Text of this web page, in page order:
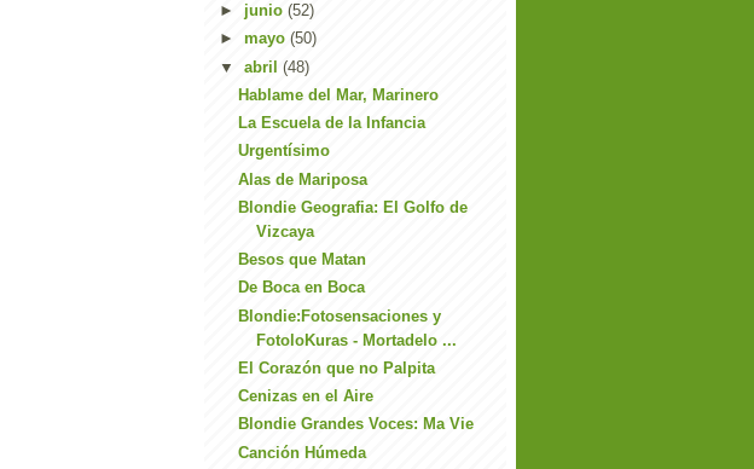
► junio (52)
► mayo (50)
▼ abril (48)
Hablame del Mar, Marinero
La Escuela de la Infancia
Urgentísimo
Alas de Mariposa
Blondie Geografia: El Golfo de
Vizcaya
Besos que Matan
De Boca en Boca
Blondie:Fotosensaciones y
FotoloKuras - Mortadelo ...
El Corazón que no Palpita
Cenizas en el Aire
Blondie Grandes Voces: Ma Vie
Canción Húmeda